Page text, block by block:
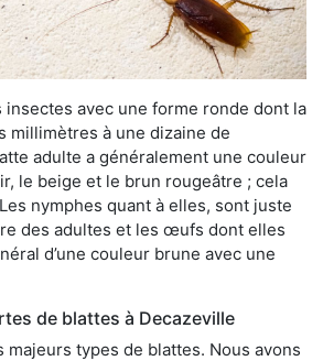
insectes avec une forme ronde dont la
millimètres à une dizaine de
adulte a généralement une couleur
le beige et le brun rougeâtre ; cela
nymphes quant à elles, sont juste
des adultes et les œufs dont elles
d’une couleur brune avec une
de blattes à Decazeville
majeurs types de blattes. Nous avons